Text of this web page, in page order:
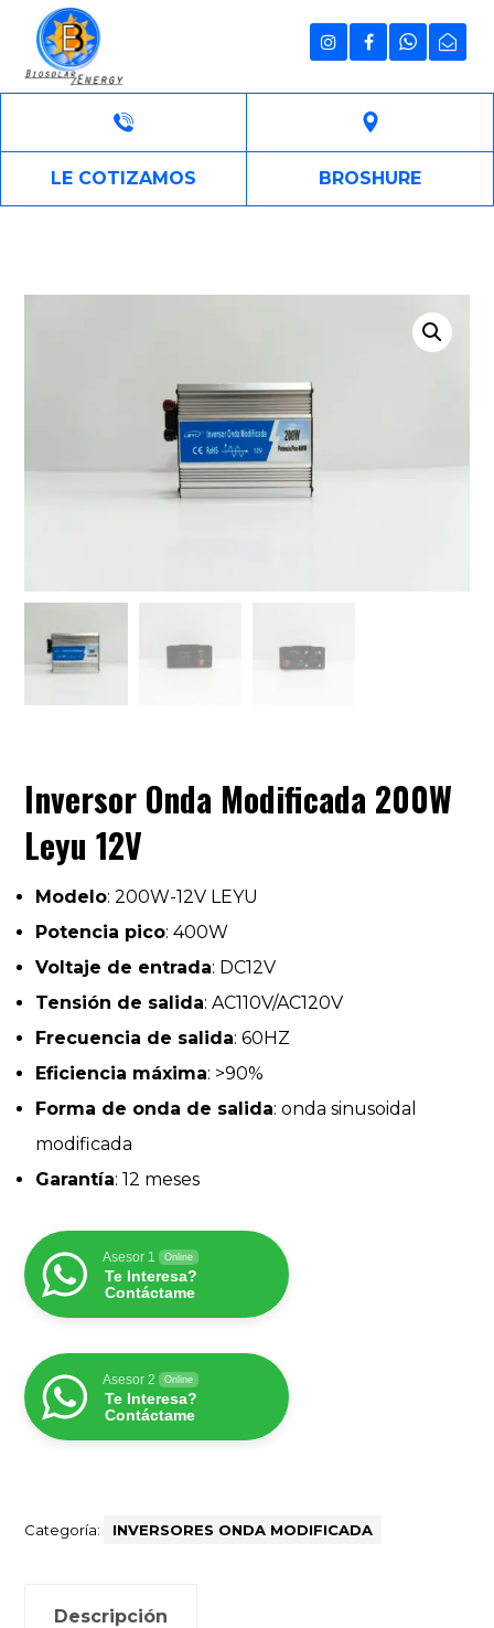
LE COTIZAMOS BROSHURE
Inversor Onda Modificada 200W
Leyu 12V
Modelo: 200W-12V LEYU
Potencia pico: 400W
Voltaje de entrada: DC12V
Tensión de salida: AC110V/AC120V
Frecuencia de salida: 60HZ
Eficiencia máxima: >90%
Forma de onda de salida: onda sinusoidal
modificada
Garantía: 12 meses
Asesor 1 Online
Te Interesa?
Contáctame
Asesor 2 Online
Te Interesa?
Contáctame
Categoría: INVERSORES ONDA MODIFICADA
Descripción